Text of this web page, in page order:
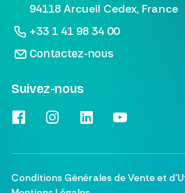
94118 Arcueil Cedex, France
+33 1 41 98 34 00
Contactez-nous
Suivez-nous
Conditions Générales de Vente et